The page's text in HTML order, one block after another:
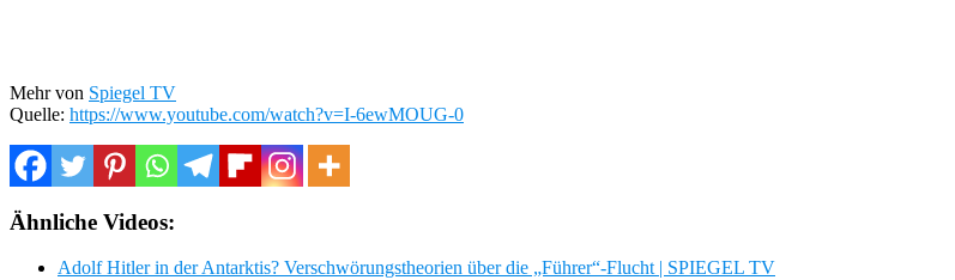
Mehr von Spiegel TV
Quelle: https://www.youtube.com/watch?v=I-6ewMOUG-0
Ähnliche Videos:
Adolf Hitler in der Antarktis? Verschwörungstheorien über die „Führer“-Flucht | SPIEGEL TV